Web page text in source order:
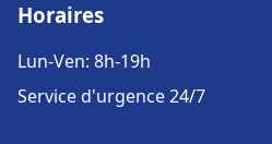
Horaires
Lun-Ven: 8h-19h
Service d'urgence 24/7